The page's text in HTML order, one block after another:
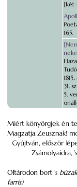
[két
165.
31.
5.
Miért könyörgjek én
Magzatja Zeusznak!
Gyújtván, először
Zsámolyaidra,
Oltárodon bort ’s
farris)